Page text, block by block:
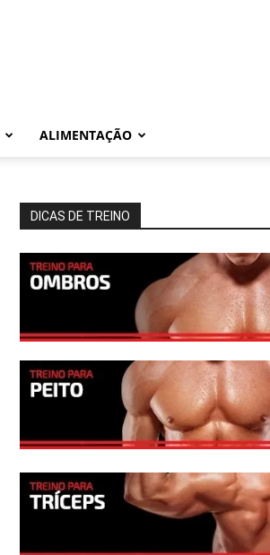
ALIMENTAÇÃO
DICAS DE TREINO